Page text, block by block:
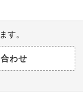
す。